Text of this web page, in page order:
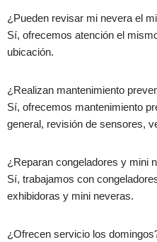
¿Pueden revisar mi nevera el
Sí, ofrecemos atención el
ubicación.
¿Realizan mantenimiento
Sí, ofrecemos mantenimiento
general, revisión de sensores,
¿Reparan congeladores y mini
Sí, trabajamos con
exhibidoras y mini neveras.
¿Ofrecen servicio los